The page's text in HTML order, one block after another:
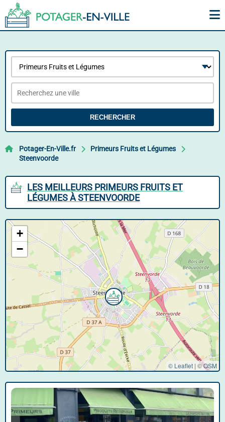
RECHERCHER
Potager-En-Ville.fr
Primeurs Fruits et Légumes
Steenvoorde
LES MEILLEURS PRIMEURS FRUITS ET
LÉGUMES À STEENVOORDE
+
−
© Leaflet | ©OSM